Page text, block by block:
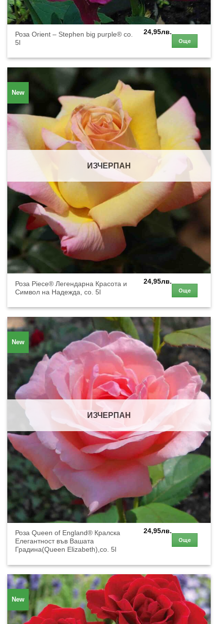
Роза Orient – Stephen big purple® co.
5l
24,95лв.
Още
New
ИЗЧЕРПАН
Роза Piece® Легендарна Красота и
Символ на Надежда, co. 5l
24,95лв.
Още
New
ИЗЧЕРПАН
Роза Queen of England® Кралска
Елегантност във Вашата
Градина(Queen Elizabeth),co. 5l
24,95лв.
Още
New